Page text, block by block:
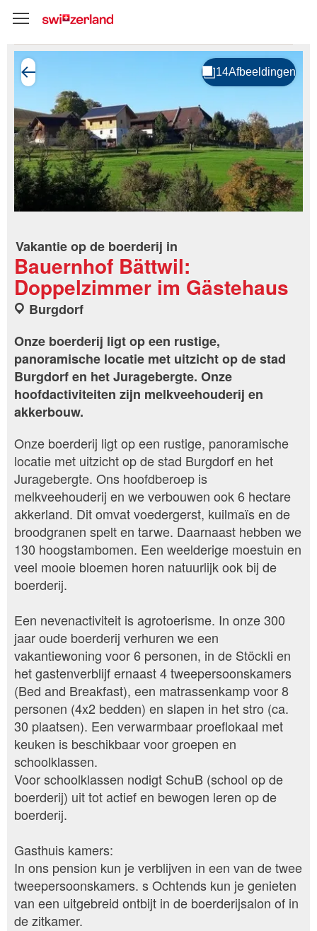
Vakantie op de boerderij in
Bauernhof Bättwil:
Doppelzimmer im Gästehaus
Burgdorf
Onze boerderij ligt op een rustige,
panoramische locatie met uitzicht op de stad
Burgdorf en het Juragebergte. Onze
hoofdactiviteiten zijn melkveehouderij en
akkerbouw.
Onze boerderij ligt op een rustige, panoramische
locatie met uitzicht op de stad Burgdorf en het
Juragebergte. Ons hoofdberoep is
melkveehouderij en we verbouwen ook 6 hectare
akkerland. Dit omvat voedergerst, kuilmaïs en de
broodgranen spelt en tarwe. Daarnaast hebben we
130 hoogstambomen. Een weelderige moestuin en
veel mooie bloemen horen natuurlijk ook bij de
boerderij.
Een nevenactiviteit is agrotoerisme. In onze 300
jaar oude boerderij verhuren we een
vakantiewoning voor 6 personen, in de Stöckli en
het gastenverblijf ernaast 4 tweepersoonskamers
(Bed and Breakfast), een matrassenkamp voor 8
personen (4x2 bedden) en slapen in het stro (ca.
30 plaatsen). Een verwarmbaar proeflokaal met
keuken is beschikbaar voor groepen en
schoolklassen.
Voor schoolklassen nodigt SchuB (school op de
boerderij) uit tot actief en bewogen leren op de
boerderij.
Gasthuis kamers:
In ons pension kun je verblijven in een van de twee
tweepersoonskamers. s Ochtends kun je genieten
van een uitgebreid ontbijt in de boerderijsalon of in
de zitkamer.